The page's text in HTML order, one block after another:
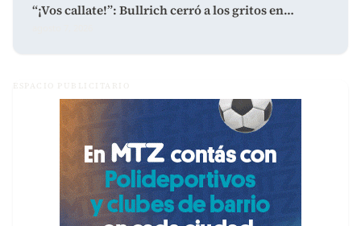
“¡Vos callate!”: Bullrich cerró a los gritos en…
ESPACIO PUBLICITARIO